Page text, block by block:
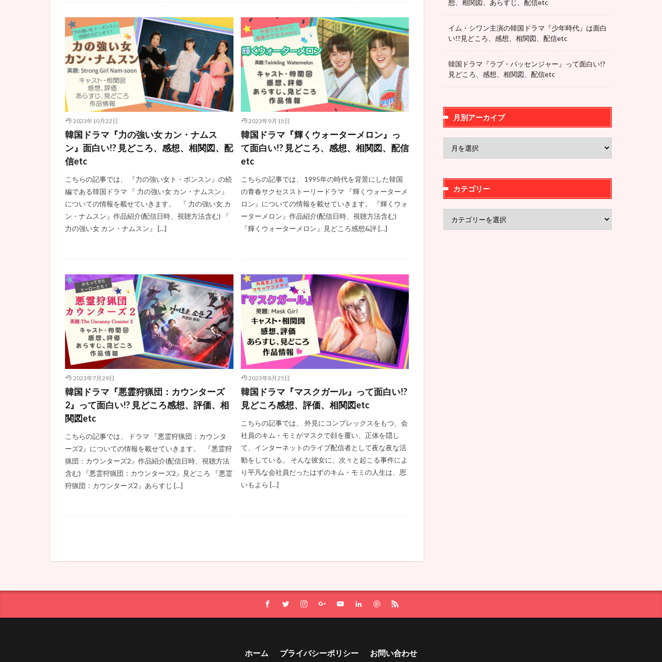
韓国ドラマ紹介
2023年10月22日
韓国ドラマ『力の強い女 カン・ナムス
ン』面白い!? 見どころ、感想、相関図、配
信etc
こちらの記事では、 『力の強い女ト・ボンスン』の続
編である韓国ドラマ 『 力の強い女 カン・ナムスン』
についての情報を載せていきます。 『 力の強い女 カ
ン・ナムスン』作品紹介(配信日時、視聴方法含む) 『
力の強い女 カン・ナムスン』 […]
2023年9月15日
韓国ドラマ『輝くウォーターメロン』っ
て面白い!? 見どころ、感想、相関図、配信
etc
こちらの記事では、 1995年の時代を背景にした韓国
の青春サクセスストーリードラマ 『輝くウォーターメ
ロン』についての情報を載せていきます。 『輝くウォ
ーターメロン』作品紹介(配信日時、視聴方法含む)
『輝くウォーターメロン』見どころ感想&評 […]
2023年7月29日
韓国ドラマ『悪霊狩猟団：カウンターズ
2』って面白い!? 見どころ感想、評価、相
関図etc
こちらの記事では、 ドラマ 『悪霊狩猟団：カウンタ
ーズ2』についての情報を載せていきます。 『悪霊狩
猟団：カウンターズ2』作品紹介(配信日時、視聴方法
含む) 『悪霊狩猟団：カウンターズ2』見どころ 『悪霊
狩猟団：カウンターズ2』あらすじ […]
2023年8月25日
韓国ドラマ『マスクガール』って面白い!?
見どころ感想、評価、相関図etc
こちらの記事では、 外見にコンプレックスをもつ、会
社員のキム・モミがマスクで顔を覆い、正体を隠し
て、インターネットのライブ配信者として夜な夜な活
動をしている。 そんな彼女に、次々と起こる事件によ
り平凡な会社員だったはずのキム・モミの人生は、思
いもよら […]
想、相関図、あらすじ、配信etc
イム・シワン主演の韓国ドラマ『少年時代』は面白
い!?見どころ、感想、相関図、配信etc
韓国ドラマ『ラブ・パッセンジャー』って面白い!?
見どころ、感想、相関図、配信etc
月別アーカイブ
カテゴリー
ホーム プライバシーポリシー お問い合わせ